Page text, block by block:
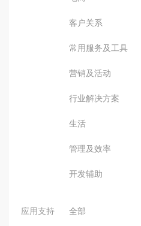
客户关系
常用服务及工具
营销及活动
行业解决方案
生活
管理及效率
开发辅助
应用支持 全部